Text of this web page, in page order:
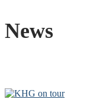
News